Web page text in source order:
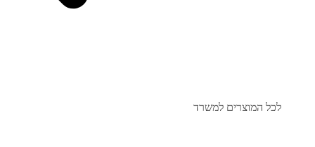
לכל המוצרים למשרד